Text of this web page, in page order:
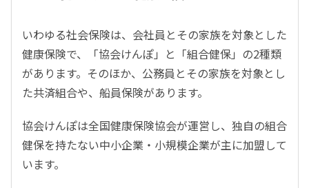
いわゆる社会保険は、会社員とその家族を対象とした
健康保険で、「協会けんぽ」と「組合健保」の2種類
があります。そのほか、公務員とその家族を対象とし
た共済組合や、船員保険があります。
協会けんぽは全国健康保険協会が運営し、独自の組合
健保を持たない中小企業・小規模企業が主に加盟して
います。